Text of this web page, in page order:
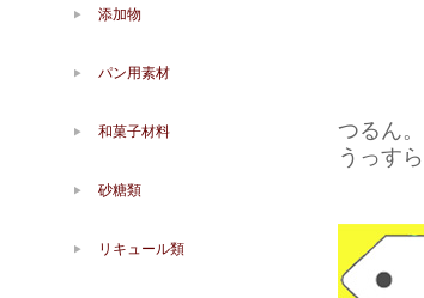
つるん
うっす
添加物
パン用素材
和菓子材料
砂糖類
リキュール類